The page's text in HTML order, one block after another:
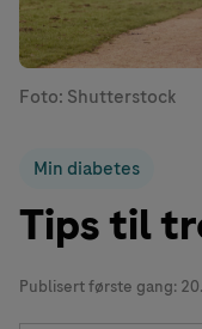
Foto: Shutterstock
Min diabetes
Tips til
Publisert første gang: